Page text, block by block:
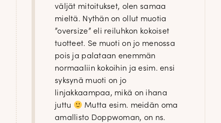
väljät mitoitukset, olen samaa
mieltä. Nythän on ollut muotia
”oversize” eli reiluhkon kokoiset
tuotteet. Se muoti on jo menossa
pois ja palataan enemmän
normaaliin kokoihin ja esim. ensi
syksynä muoti on jo
linjakkaampaa, mikä on ihana
juttu
Mutta esim. meidän oma
amallisto Doppwoman, on ns.